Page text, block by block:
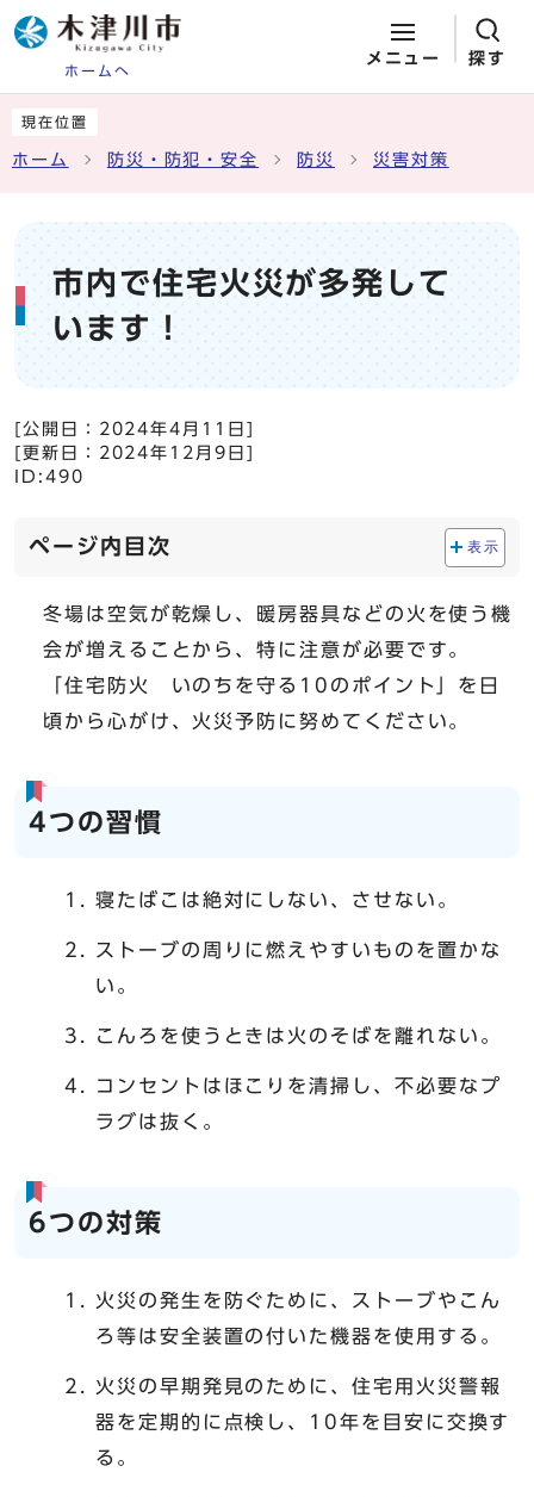
ホームへ
メニュー 探す
現在位置
ホーム 防災・防犯・安全 防災 災害対策
市内で住宅火災が多発して
います！
[公開日： 2024年4月11日
[更新日： 2024年12月9日
ID:490
ページ内目次 表示
冬場は空気が乾燥し、暖房器具などの火を使う機
会が増えることから、特に注意が必要です。
「住宅防火 いのちを守る10のポイント」を日
頃から心がけ、火災予防に努めてください。
4つの習慣
寝たばこは絶対にしない、させない。
ストーブの周りに燃えやすいものを置かな
い。
こんろを使うときは火のそばを離れない。
コンセントはほこりを清掃し、不必要なプ
ラグは抜く。
6つの対策
火災の発生を防ぐために、ストーブやこん
ろ等は安全装置の付いた機器を使用する。
火災の早期発見のために、住宅用火災警報
器を定期的に点検し、10年を目安に交換す
る。